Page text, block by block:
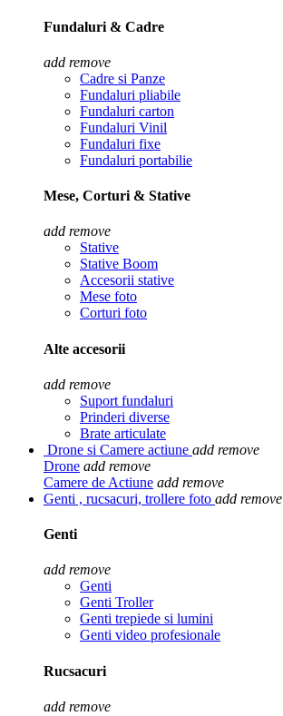
Fundaluri & Cadre
add remove
Cadre si Panze
Fundaluri pliabile
Fundaluri carton
Fundaluri Vinil
Fundaluri fixe
Fundaluri portabilie
Mese, Corturi & Stative
add remove
Stative
Stative Boom
Accesorii stative
Mese foto
Corturi foto
Alte accesorii
add remove
Suport fundaluri
Prinderi diverse
Brate articulate
Drone si Camere actiune add remove
Drone add remove
Camere de Actiune add remove
Genti , rucsacuri, trollere foto add remove
Genti
add remove
Genti
Genti Troller
Genti trepiede si lumini
Genti video profesionale
Rucsacuri
add remove